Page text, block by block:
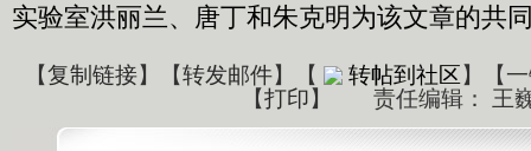
实验室洪丽兰、唐丁和朱克明为该文章的共
【复制链接】【转发邮件】 【 转帖到社区】【
【打印】 责任编辑： 王